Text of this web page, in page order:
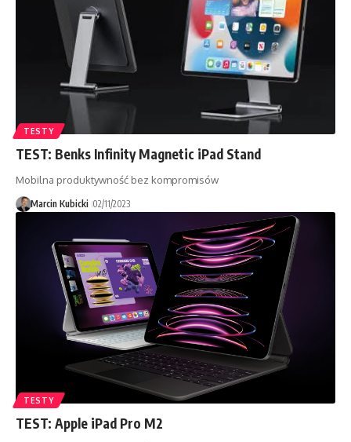
TESTY
TEST: Benks Infinity Magnetic iPad Stand
Mobilna produktywność bez kompromisów
Marcin Kubicki 02/11/2023
TESTY
TEST: Apple iPad Pro M2